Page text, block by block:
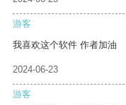
游客
我喜欢这个软件 作者加油
2024-06-23
游客